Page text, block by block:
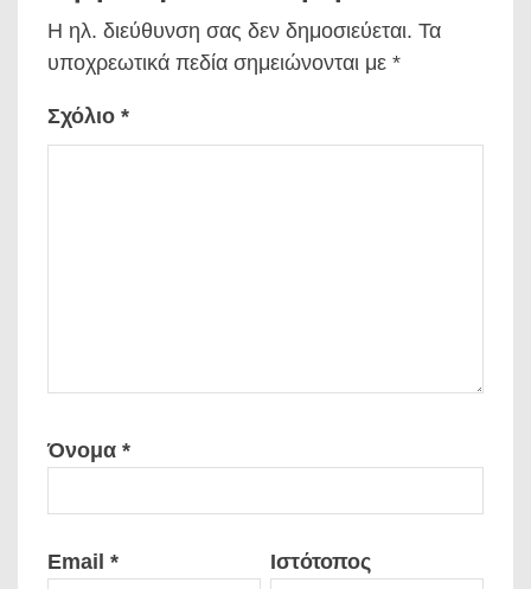
Η ηλ. διεύθυνση σας δεν δημοσιεύεται. Τα
υποχρεωτικά πεδία σημειώνονται με *
Σχόλιο *
Όνομα *
Email * Ιστότοπος